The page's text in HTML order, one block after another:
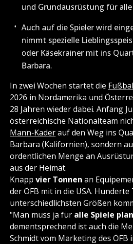
und Grundausrüstung für alle
Auch auf die Spieler wird
nimmt spezielle
oder Käsekrainer mit ins
Barbara.
In zwei Wochen startet die
2026 in Nordamerika und
28 Jahren wieder dabei. Anfang
österreichische Nationalteam
Mann-Kaderauf den Weg ins
Barbara (Kalifornien), sondern
ordentlichen Menge an
aus der Heimat.
Knapp vier Tonnen an
der ÖFB mit in die USA.
unterschiedlichsten Größen
"Man muss ja für alle Spiele
dementsprechend ist auch die
Schmidt vom Marketing des ÖFB